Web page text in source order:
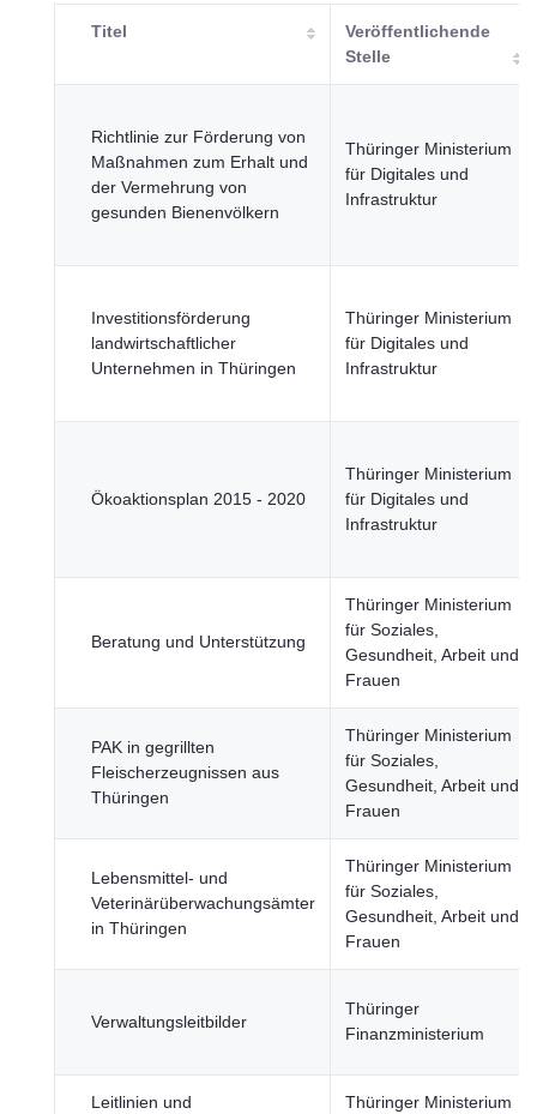
Titel
Veröffentlichende
Stelle
Richtlinie zur Förderung von
Maßnahmen zum Erhalt und
der Vermehrung von
gesunden Bienenvölkern
Thüringer Ministerium
für Digitales und
Infrastruktur
Investitionsförderung
landwirtschaftlicher
Unternehmen in Thüringen
Thüringer Ministerium
für Digitales und
Infrastruktur
Ökoaktionsplan 2015 - 2020
Thüringer Ministerium
für Digitales und
Infrastruktur
Beratung und Unterstützung
Thüringer Ministerium
für Soziales,
Gesundheit, Arbeit und
Frauen
PAK in gegrillten
Fleischerzeugnissen aus
Thüringen
Thüringer Ministerium
für Soziales,
Gesundheit, Arbeit und
Frauen
Lebensmittel- und
Veterinärüberwachungsämter
in Thüringen
Thüringer Ministerium
für Soziales,
Gesundheit, Arbeit und
Frauen
Verwaltungsleitbilder
Thüringer
Finanzministerium
Leitlinien und Thüringer Ministerium